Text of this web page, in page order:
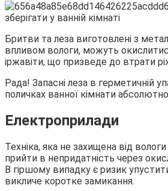
Бритви та леза виготовлені з
впливом вологи, можуть
іржавіти, що призведе до втрати
Рада! Запасні леза в герметичній
поличках ванної кімнати
Електроприлади
Техніка, яка не захищена від
прийти в непридатність через
В гіршому випадку є ризик
викличе коротке замикання.